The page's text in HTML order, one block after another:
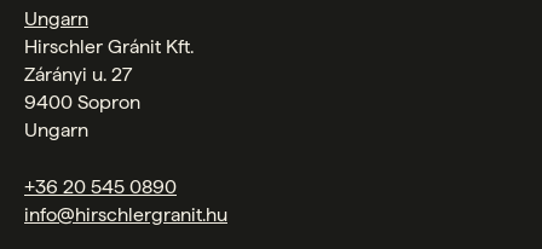
Ungarn
Hirschler Gránit Kft.
Zárányi u. 27
9400 Sopron
Ungarn
+36 20 545 0890
info@hirschlergranit.hu